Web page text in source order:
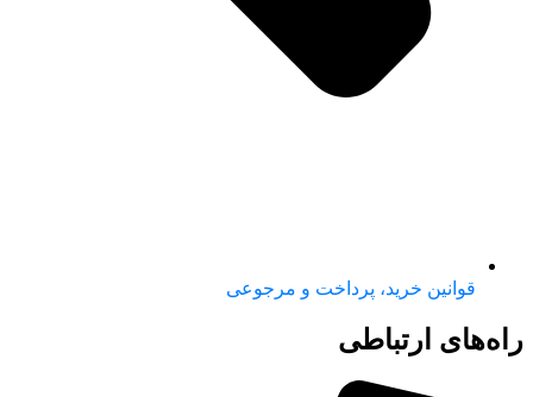
قوانین خرید، پرداخت و مرجوعی
راه‌های ارتباطی